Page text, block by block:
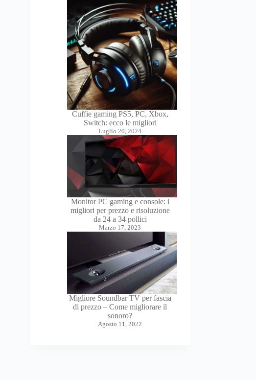
Cuffie gaming PS5, PC, Xbox,
Switch: ecco le migliori
Luglio 20, 2024
Monitor PC gaming e console: i
migliori per prezzo e risoluzione
da 24 a 34 pollici
Marzo 17, 2023
Migliore Soundbar TV per fascia
di prezzo – Come migliorare il
sonoro?
Agosto 11, 2022